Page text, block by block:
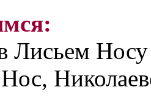
Лисьем Носу